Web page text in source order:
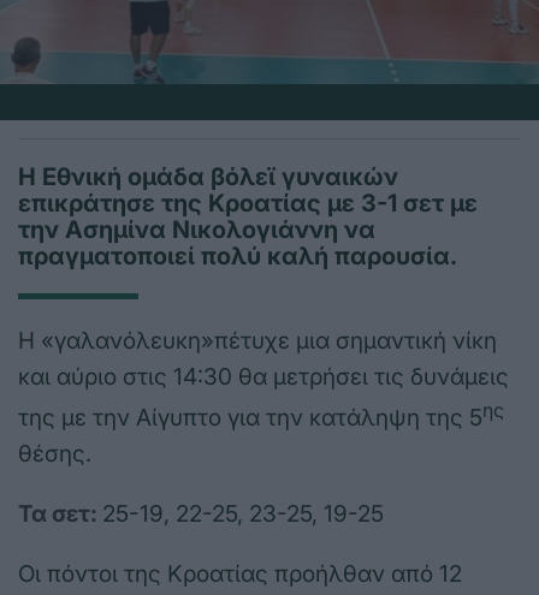
Η Εθνική ομάδα βόλεϊ γυναικών
επικράτησε της Κροατίας με 3-1 σετ με
την Ασημίνα Νικολογιάννη να
πραγματοποιεί πολύ καλή παρουσία.
Η «γαλανόλευκη»πέτυχε μια σημαντική νίκη
και αύριο στις 14:30 θα μετρήσει τις δυνάμεις
της με την Αίγυπτο για την κατάληψη της 5ης
θέσης.
Τα σετ: 25-19, 22-25, 23-25, 19-25
Οι πόντοι της Κροατίας προήλθαν από 12